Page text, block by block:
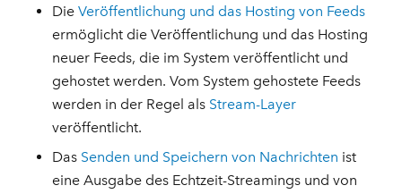
DieVeröffentlichung und das Hosting von Feeds
ermöglicht die Veröffentlichung und das Hosting
neuer Feeds, die im System veröffentlicht und
gehostet werden. Vom System gehostete Feeds
werden in der Regel als Stream-Layer
veröffentlicht.
Das Senden und Speichern von Nachrichten ist
eine Ausgabe des Echtzeit-Streamings und von